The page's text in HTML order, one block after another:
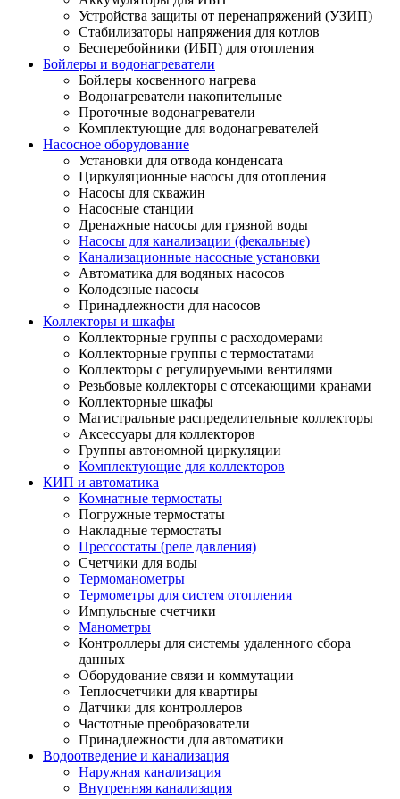
Устройства защиты от перенапряжений (УЗИП)
Стабилизаторы напряжения для котлов
Бесперебойники (ИБП) для отопления
Бойлеры и водонагреватели
Бойлеры косвенного нагрева
Водонагреватели накопительные
Проточные водонагреватели
Комплектующие для водонагревателей
Насосное оборудование
Установки для отвода конденсата
Циркуляционные насосы для отопления
Насосы для скважин
Насосные станции
Дренажные насосы для грязной воды
Насосы для канализации (фекальные)
Канализационные насосные установки
Автоматика для водяных насосов
Колодезные насосы
Принадлежности для насосов
Коллекторы и шкафы
Коллекторные группы с расходомерами
Коллекторные группы с термостатами
Коллекторы с регулируемыми вентилями
Резьбовые коллекторы с отсекающими кранами
Коллекторные шкафы
Магистральные распределительные коллекторы
Аксессуары для коллекторов
Группы автономной циркуляции
Комплектующие для коллекторов
КИП и автоматика
Комнатные термостаты
Погружные термостаты
Накладные термостаты
Прессостаты (реле давления)
Счетчики для воды
Термоманометры
Термометры для систем отопления
Импульсные счетчики
Манометры
Контроллеры для системы удаленного сбора
данных
Оборудование связи и коммутации
Теплосчетчики для квартиры
Датчики для контроллеров
Частотные преобразователи
Принадлежности для автоматики
Водоотведение и канализация
Наружная канализация
Внутренняя канализация